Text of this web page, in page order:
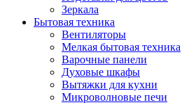
Зеркала
Бытовая техника
Вентиляторы
Мелкая бытовая техника
Варочные панели
Духовые шкафы
Вытяжки для кухни
Микроволновые печи